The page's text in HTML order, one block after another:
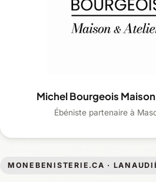
MONEBENISTERIE.CA ·
Michel Bourgeois
Ébéniste partenaire à